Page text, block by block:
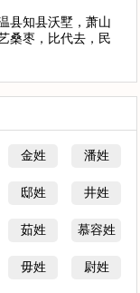
县知县沃墅，萧山
桑枣，比代去，民
金姓 潘姓
邸姓 井姓
茹姓 慕容姓
毋姓 尉姓